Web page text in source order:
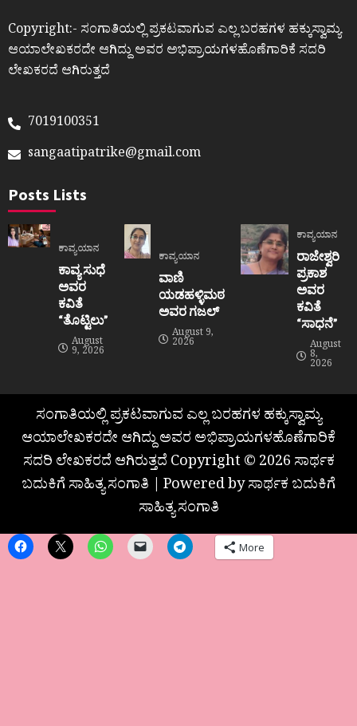
Copyright:- ಸಂಗಾತಿಯಲ್ಲಿ ಪ್ರಕಟವಾಗುವ ಎಲ್ಲ ಬರಹಗಳ ಹಕ್ಕುಸ್ವಾಮ್ಯ
ಆಯಾಲೇಖಕರದೇ ಆಗಿದ್ದು ಅವರ ಅಭಿಪ್ರಾಯಗಳಹೊಣೆಗಾರಿಕೆ ಸದರಿ
ಲೇಖಕರದೆ ಆಗಿರುತ್ತದೆ
7019100351
sangaatipatrike@gmail.com
Posts Lists
ಕಾವ್ಯಯಾನ
ಕಾವ್ಯ ಸುಧೆ
ಅವರ
ಕವಿತೆ
“ತೊಟ್ಟಿಲು”
August
9, 2026
ಕಾವ್ಯಯಾನ
ವಾಣಿ
ಯಡಹಳ್ಳಿಮಠ
ಅವರ ಗಜಲ್
August 9,
2026
ಕಾವ್ಯಯಾನ
ರಾಜೇಶ್ವರಿ
ಪ್ರಕಾಶ
ಅವರ
ಕವಿತೆ
“ಸಾಧನೆ”
August
8,
2026
ಸಂಗಾತಿಯಲ್ಲಿ ಪ್ರಕಟವಾಗುವ ಎಲ್ಲ ಬರಹಗಳ ಹಕ್ಕುಸ್ವಾಮ್ಯ
ಆಯಾಲೇಖಕರದೇ ಆಗಿದ್ದು ಅವರ ಅಭಿಪ್ರಾಯಗಳಹೊಣೆಗಾರಿಕೆ
ಸದರಿ ಲೇಖಕರದೆ ಆಗಿರುತ್ತದೆ Copyright © 2026 ಸಾರ್ಥಕ
ಬದುಕಿಗೆ ಸಾಹಿತ್ಯ ಸಂಗಾತಿ | Powered by ಸಾರ್ಥಕ ಬದುಕಿಗೆ
ಸಾಹಿತ್ಯ ಸಂಗಾತಿ
More